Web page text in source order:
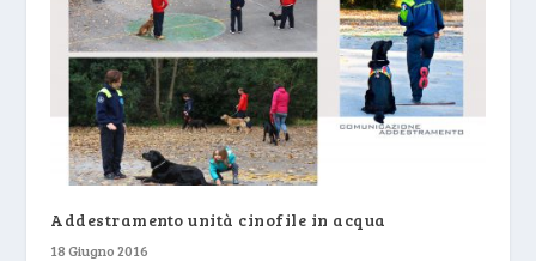
Addestramento unità cinofile in acqua
18 Giugno 2016